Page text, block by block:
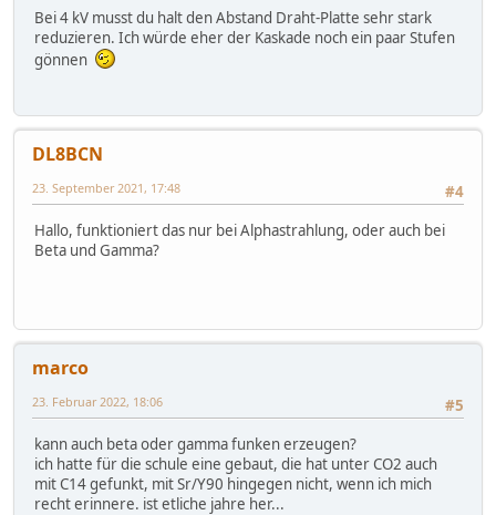
Bei 4 kV musst du halt den Abstand Draht-Platte sehr stark
reduzieren. Ich würde eher der Kaskade noch ein paar Stufen
gönnen
DL8BCN
#4
23. September 2021, 17:48
Hallo, funktioniert das nur bei Alphastrahlung, oder auch bei
Beta und Gamma?
marco
#5
23. Februar 2022, 18:06
kann auch beta oder gamma funken erzeugen?
ich hatte für die schule eine gebaut, die hat unter CO2 auch
mit C14 gefunkt, mit Sr/Y90 hingegen nicht, wenn ich mich
recht erinnere. ist etliche jahre her...